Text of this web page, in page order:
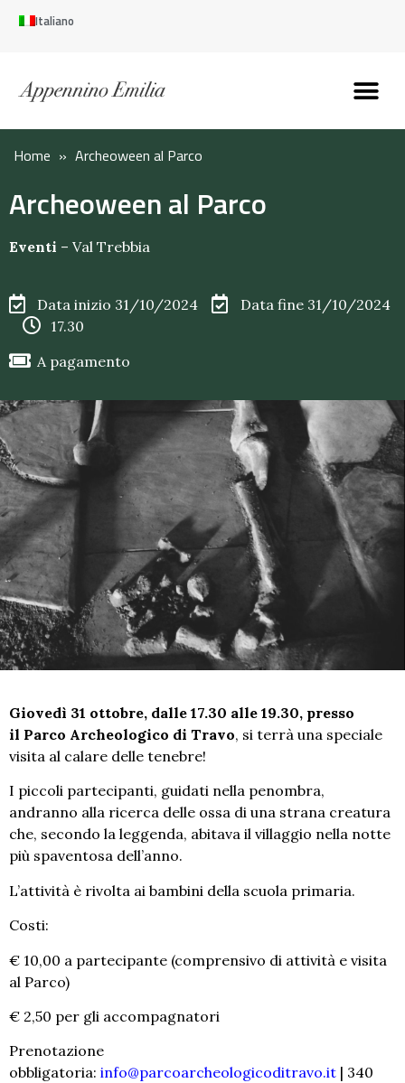
Italiano
Home » Archeoween al Parco
Archeoween al Parco
Eventi – Val Trebbia
Data inizio 31/10/2024
Data fine 31/10/2024
17.30
A pagamento
Giovedì 31 ottobre, dalle 17.30 alle 19.30, presso
il Parco Archeologico di Travo, si terrà una speciale
visita al calare delle tenebre!
I piccoli partecipanti, guidati nella penombra,
andranno alla ricerca delle ossa di una strana creatura
che, secondo la leggenda, abitava il villaggio nella notte
più spaventosa dell’anno.
L’attività è rivolta ai bambini della scuola primaria.
Costi:
€ 10,00 a partecipante (comprensivo di attività e visita
al Parco)
€ 2,50 per gli accompagnatori
Prenotazione
obbligatoria: info@parcoarcheologicoditravo.it | 340